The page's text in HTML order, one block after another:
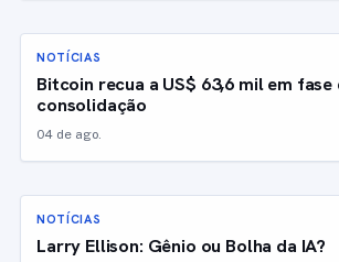
NOTÍCIAS
Bitcoin recua a US$ 63,6 mil em fase
consolidação
04 de ago.
NOTÍCIAS
Larry Ellison: Gênio ou Bolha da IA?